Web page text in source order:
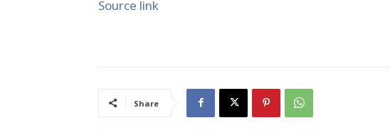
Source link
Share